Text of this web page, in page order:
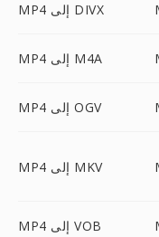
MP4 إلى DIVX
MP4 إلى M4A
MP4 إلى OGV
MP4 إلى MKV
MP4 إلى VOB